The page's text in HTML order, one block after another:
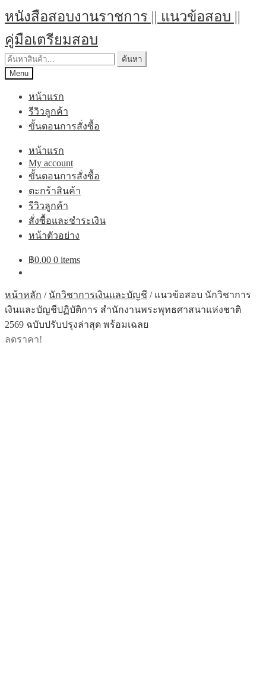
หนังสือสอบงานราชการ || แนวข้อสอบ ||
คู่มือเตรียมสอบ
ค้นหา
Menu
หน้าแรก
รีวิวลูกค้า
ขั้นตอนการสั่งซื้อ
หน้าแรก
My account
ขั้นตอนการสั่งซื้อ
ตะกร้าสินค้า
รีวิวลูกค้า
สั่งซื้อและชำระเงิน
หน้าตัวอย่าง
฿0.00 0 items
หน้าหลัก / นักวิชาการเงินและบัญชี / แนวข้อสอบ นักวิชาการ
เงินและบัญชีปฏิบัติการ สำนักงานพระพุทธศาสนาแห่งชาติ
2569 ฉบับปรับปรุงล่าสุด พร้อมเฉลย
ลดราคา!